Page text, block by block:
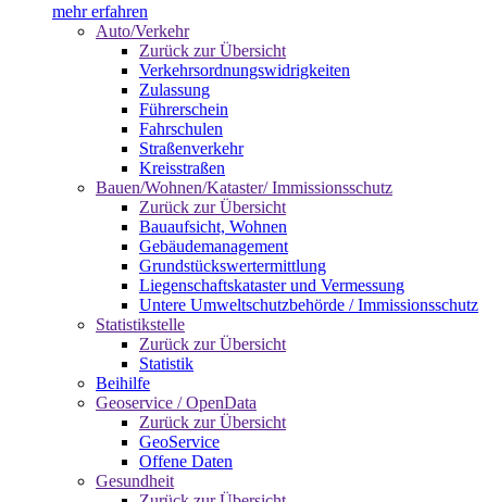
mehr erfahren
Auto/Verkehr
Zurück zur Übersicht
Verkehrsordnungswidrigkeiten
Zulassung
Führerschein
Fahrschulen
Straßenverkehr
Kreisstraßen
Bauen/Wohnen/Kataster/ Immissionsschutz
Zurück zur Übersicht
Bauaufsicht, Wohnen
Gebäudemanagement
Grundstückswertermittlung
Liegenschaftskataster und Vermessung
Untere Umweltschutzbehörde / Immissionsschutz
Statistikstelle
Zurück zur Übersicht
Statistik
Beihilfe
Geoservice / OpenData
Zurück zur Übersicht
GeoService
Offene Daten
Gesundheit